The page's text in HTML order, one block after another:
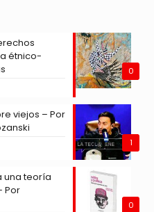
0
étnico-
1
viejos – Por
0
una teoría
Por